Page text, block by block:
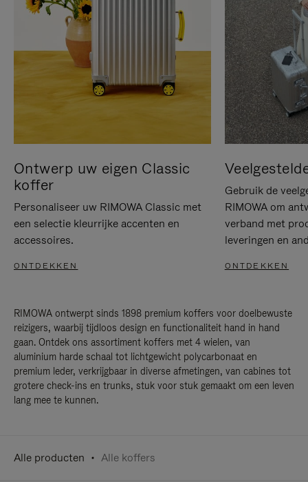
Ontwerp uw eigen Classic
koffer
Personaliseer uw RIMOWA Classic met
een selectie kleurrijke accenten en
accessoires.
ONTDEKKEN
Gebruik de
RIMOWA om
verband met
leveringen en
ONTDEKKEN
RIMOWA ontwerpt sinds 1898 premium koffers voor doelbewuste
reizigers, waarbij tijdloos design en functionaliteit hand in hand
gaan. Ontdek ons assortiment koffers met 4 wielen, van
aluminium harde schaal tot lichtgewicht polycarbonaat en
premium leder, verkrijgbaar in diverse afmetingen, van cabines tot
grotere check-ins en trunks, stuk voor stuk gemaakt om een leven
lang mee te kunnen.
Alle producten Alle koffers